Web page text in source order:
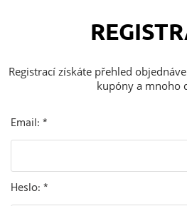
Registrací získáte přehled
kupóny a mnoho
Email: *
Heslo: *